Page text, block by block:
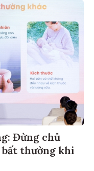
Đừng chủ
thường khi